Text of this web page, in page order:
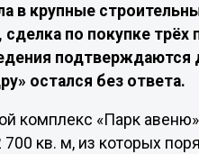
в крупные
сделка по покупке
подтверждаются
остался без ответа.
комплекс «Парк
кв. м, из которых